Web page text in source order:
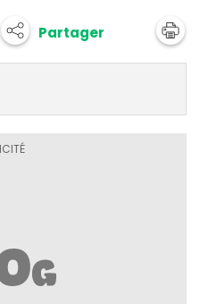
Partager